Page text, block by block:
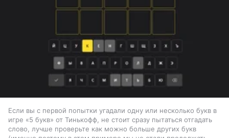
Если вы с первой попытки угадали одну или несколько букв в
игре «5 букв» от Тинькофф, не стоит сразу пытаться отгадать
слово, лучше проверьте как можно больше других букв